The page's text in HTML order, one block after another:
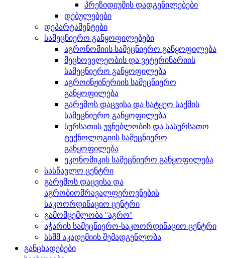
პრეზიდიუმის დადგენილებები
დებულებები
დეპარტამენტები
სამეცნიერო განყოფილებები
აგრონომიის სამეცნიერო განყოფილება
მეცხოველეობის და ვეტერინარიის
სამეცნიერო განყოფილება
აგროინჟინერიის სამეცნიერო
განყოფილება
გარემოს დაცვისა და სატყეო საქმის
სამეცნიერო განყოფილება
სურსათის უვნებლობის და სასურსათო
ტექნოლოგიის სამეცნიერო
განყოფილება
ეკონომიკის სამეცნიერო განყოფილება
სასწავლო ცენტრი
გარემოს დაცვისა და
აგრობიომრავალფეროვნების
საკოორდინაციო ცენტრი
გამომცემლობა "აგრო"
აჭარის სამეცნიერო-საკოორდინაციო ცენტრი
სსმმ აკადემიის შემადგენლობა
განცხადებები